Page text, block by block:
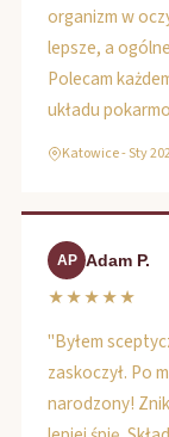
organizm w
lepsze, a
Polecam
układu
Katowice - Sty
AP Adam P.
★★★★★
"Byłem
zaskoczył. Po
narodzony!